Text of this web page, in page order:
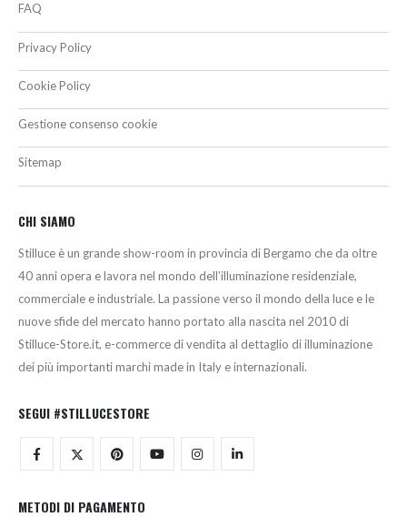
FAQ
Privacy Policy
Cookie Policy
Gestione consenso cookie
Sitemap
CHI SIAMO
Stilluce è un grande show-room in provincia di Bergamo che da oltre
40 anni opera e lavora nel mondo dell’illuminazione residenziale,
commerciale e industriale. La passione verso il mondo della luce e le
nuove sfide del mercato hanno portato alla nascita nel 2010 di
Stilluce-Store.it, e-commerce di vendita al dettaglio di illuminazione
dei più importanti marchi made in Italy e internazionali.
SEGUI #STILLUCESTORE
METODI DI PAGAMENTO